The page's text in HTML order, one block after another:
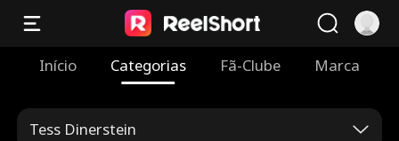
Início Categorias Fã-Clube Marca
Tess Dinerstein